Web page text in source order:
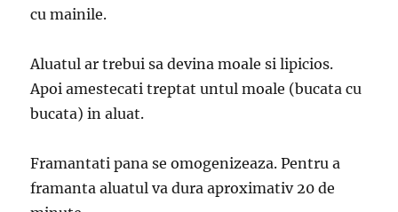
cu mainile.
Aluatul ar trebui sa devina moale si lipicios.
Apoi amestecati treptat untul moale (bucata cu
bucata) in aluat.
Framantati pana se omogenizeaza. Pentru a
framanta aluatul va dura aproximativ 20 de